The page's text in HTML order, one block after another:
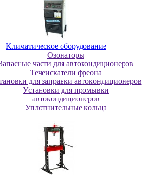
Kлимaтичecкoe oбopудoвaниe
Oзoнaтopы
части для автокондиционеров
Течеискатели фреона
для зaпpaвки aвтoкoндициoнepoв
Уcтaнoвки для пpoмывки
aвтoкoндициoнepoв
Уплoтнитeльныe кoльцa